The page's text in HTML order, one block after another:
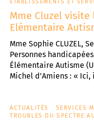
ÉTABLISSEMENTS ET
Mme Cluzel visite
Elémentaire
Mme Sophie CLUZEL,
Personnes
Élémentaire Autisme
Michel d’Amiens : «
ACTUALITÉS
SERVICES
TROUBLES DU SPECTRE